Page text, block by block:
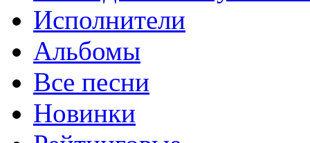
Исполнители
Альбомы
Все песни
Новинки